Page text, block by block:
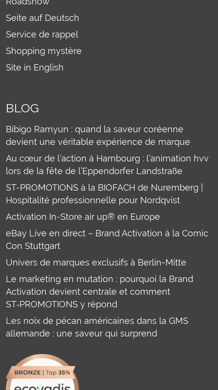
Seite auf Deutsch
Service de rappel
Shopping mystère
Site in English
BLOG
Bibigo Ramyun : quand la saveur coréenne
devient une véritable expérience de marque
Au cœur de l’action à Hambourg : l’animation hvv
lors de la fête de l’Eppendorfer Landstraße
ST-PROMOTIONS à la BIOFACH de Nuremberg |
Hospitalité professionnelle pour Nordqvist
Activation In-Store air up® en Europe
eBay Live en direct – Brand Activation à la Comic
Con Stuttgart
Univers de marques exclusifs à Berlin-Mitte
Le marketing en mutation : pourquoi la Brand
Activation devient centrale et comment
ST‑PROMOTIONS y répond
Les noix de pécan américaines dans la GMS
allemande : une saveur qui surprend